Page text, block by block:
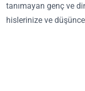
tanımayan genç ve
hislerinize ve